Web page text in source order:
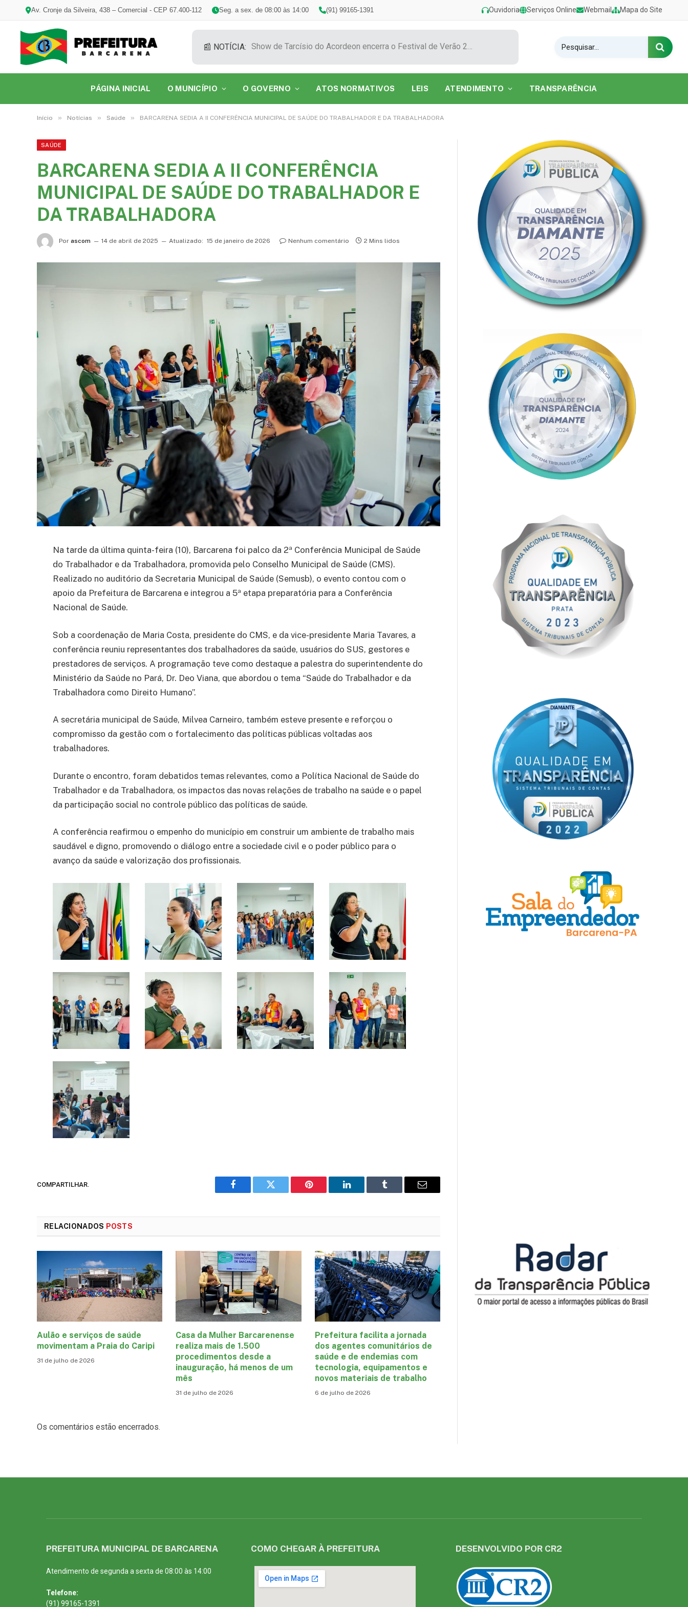
Av. Cronje da Silveira, 438 – Comercial - CEP 67.400-112 Seg. a sex. de 08:00 às 14:00 (91) 99165-1391 Ouvidoria Serviços Online Webmail Mapa do Site
📰 NOTÍCIA: Show de Tarcísio do Acordeon encerra o Festival de Verão 2026 na Praia do Caripi
PÁGINA INICIAL O MUNICÍPIO O GOVERNO ATOS NORMATIVOS LEIS ATENDIMENTO TRANSPARÊNCIA
Início » Notícias » Saúde » BARCARENA SEDIA A II CONFERÊNCIA MUNICIPAL DE SAÚDE DO TRABALHADOR E DA TRABALHADORA
SAÚDE
BARCARENA SEDIA A II CONFERÊNCIA
MUNICIPAL DE SAÚDE DO TRABALHADOR E
DA TRABALHADORA
Por ascom 14 de abril de 2025 Atualizado: 15 de janeiro de 2026 Nenhum comentário 2 Mins lidos
Na tarde da última quinta-feira (10), Barcarena foi palco da 2ª Conferência Municipal de Saúde
do Trabalhador e da Trabalhadora, promovida pelo Conselho Municipal de Saúde (CMS).
Realizado no auditório da Secretaria Municipal de Saúde (Semusb), o evento contou com o
apoio da Prefeitura de Barcarena e integrou a 5ª etapa preparatória para a Conferência
Nacional de Saúde.
Sob a coordenação de Maria Costa, presidente do CMS, e da vice-presidente Maria Tavares, a
conferência reuniu representantes dos trabalhadores da saúde, usuários do SUS, gestores e
prestadores de serviços. A programação teve como destaque a palestra do superintendente do
Ministério da Saúde no Pará, Dr. Deo Viana, que abordou o tema “Saúde do Trabalhador e da
Trabalhadora como Direito Humano”.
A secretária municipal de Saúde, Milvea Carneiro, também esteve presente e reforçou o
compromisso da gestão com o fortalecimento das políticas públicas voltadas aos
trabalhadores.
Durante o encontro, foram debatidos temas relevantes, como a Política Nacional de Saúde do
Trabalhador e da Trabalhadora, os impactos das novas relações de trabalho na saúde e o papel
da participação social no controle público das políticas de saúde.
A conferência reafirmou o empenho do município em construir um ambiente de trabalho mais
saudável e digno, promovendo o diálogo entre a sociedade civil e o poder público para o
avanço da saúde e valorização dos profissionais.
COMPARTILHAR.
Facebook Twitter Pinterest LinkedIn Tumblr
E-
RELACIONADOS POSTS
Aulão e serviços de saúde
movimentam a Praia do Caripi
31 de julho de 2026
Casa da Mulher Barcarenense
realiza mais de 1.500
procedimentos desde a
inauguração, há menos de um
mês
31 de julho de 2026
Prefeitura facilita a jornada
dos agentes comunitários de
saúde e de endemias com
tecnologia, equipamentos e
novos materiais de trabalho
6 de julho de 2026
Os comentários estão encerrados.
PREFEITURA MUNICIPAL DE BARCARENA
Atendimento de segunda a sexta de 08:00 às 14:00
Telefone:
(91) 99165-1391
COMO CHEGAR À PREFEITURA DESENVOLVIDO POR CR2